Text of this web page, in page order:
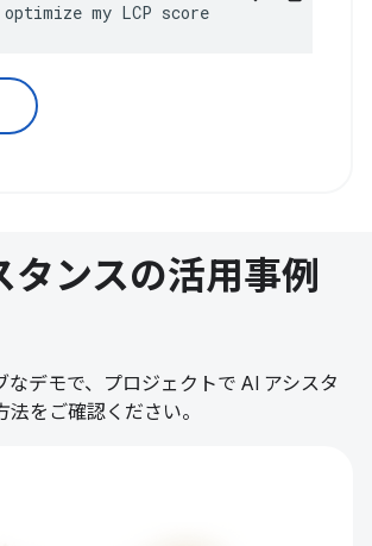
optimize my LCP score
タンスの活用事例
なデモで、プロジェクトで AI アシスタ
をご確認ください。